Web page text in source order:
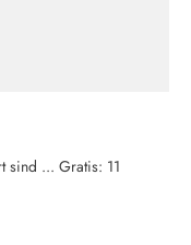
sind ... Gratis: 11